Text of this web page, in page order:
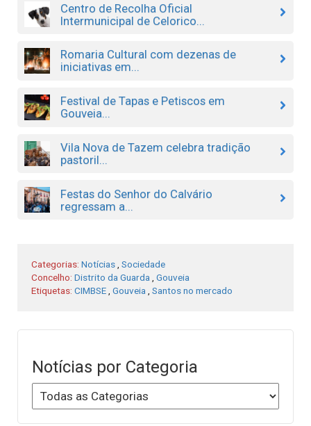
Centro de Recolha Oficial
Intermunicipal de Celorico...
Romaria Cultural com dezenas de
iniciativas em...
Festival de Tapas e Petiscos em
Gouveia...
Vila Nova de Tazem celebra tradição
pastoril...
Festas do Senhor do Calvário
regressam a...
Categorias: Notícias, Sociedade
Concelho: Distrito da Guarda, Gouveia
Etiquetas: CIMBSE, Gouveia, Santos no mercado
Notícias por Categoria